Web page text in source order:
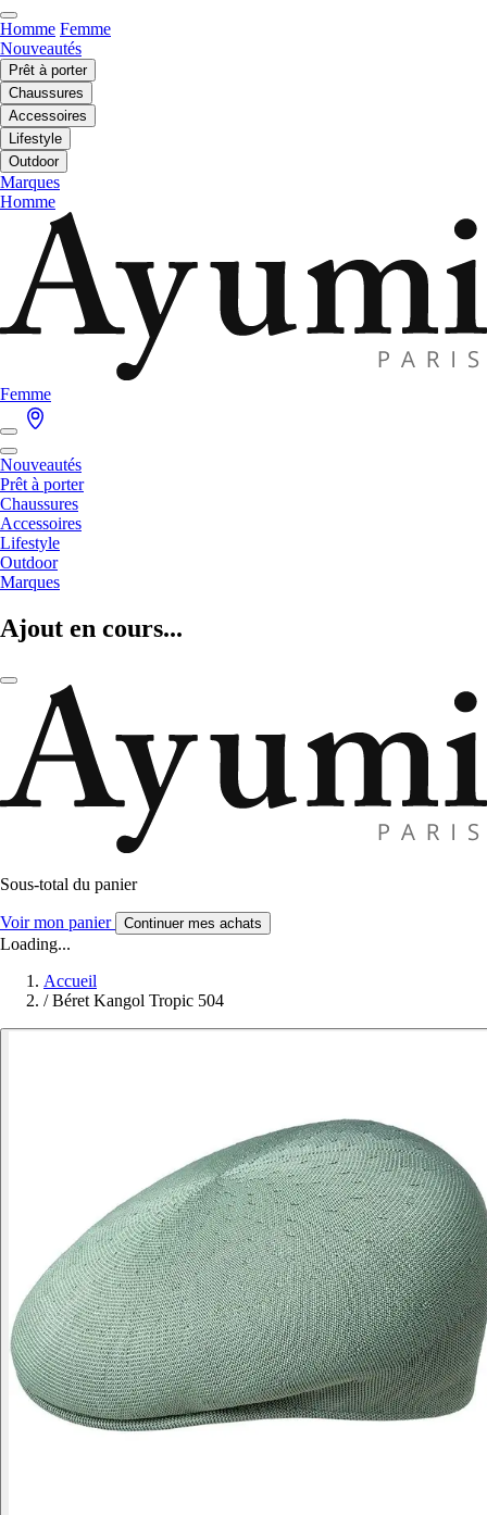
Homme Femme
Nouveautés
Prêt à porter
Chaussures
Accessoires
Lifestyle
Outdoor
Marques
Homme
Femme
Nouveautés
Prêt à porter
Chaussures
Accessoires
Lifestyle
Outdoor
Marques
Ajout en cours...
Sous-total du panier
Voir mon panier Continuer mes achats
Loading...
Accueil
/ Béret Kangol Tropic 504